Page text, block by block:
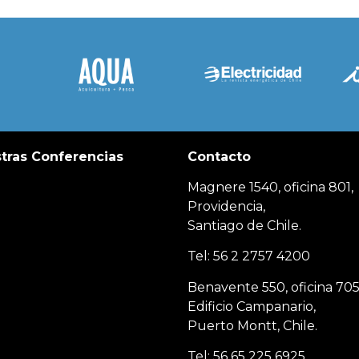
Conferencias Contacto
Magnere 1540, oficina 801,
Providencia,
Santiago de Chile.
Tel: 56 2 2757 4200
Benavente 550, oficina
Edificio Campanario,
Puerto Montt, Chile.